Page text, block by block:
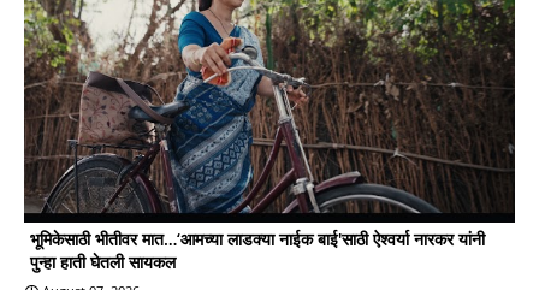
भूमिकेसाठी भीतीवर मात…‘आमच्या लाडक्या नाईक बाई'साठी ऐश्वर्या नारकर यांनी
पुन्हा हाती घेतली सायकल